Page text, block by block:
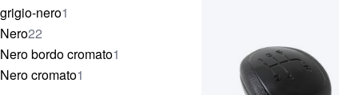
grigio-nero1
elemento
Nero22
elementi
Nero bordo cromato1
elemento
Nero cromato1
elemento